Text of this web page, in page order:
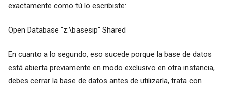
exactamente como tú lo escribiste:
Open Database "z:\basesip" Shared
En cuanto a lo segundo, eso sucede porque la base de datos
está abierta previamente en modo exclusivo en otra instancia,
debes cerrar la base de datos antes de utilizarla, trata con